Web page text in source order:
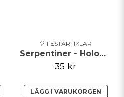
🎈 FESTARTIKLAR
Serpentiner - Holographic - Röd
35 kr
LÄGG I VARUKORGEN